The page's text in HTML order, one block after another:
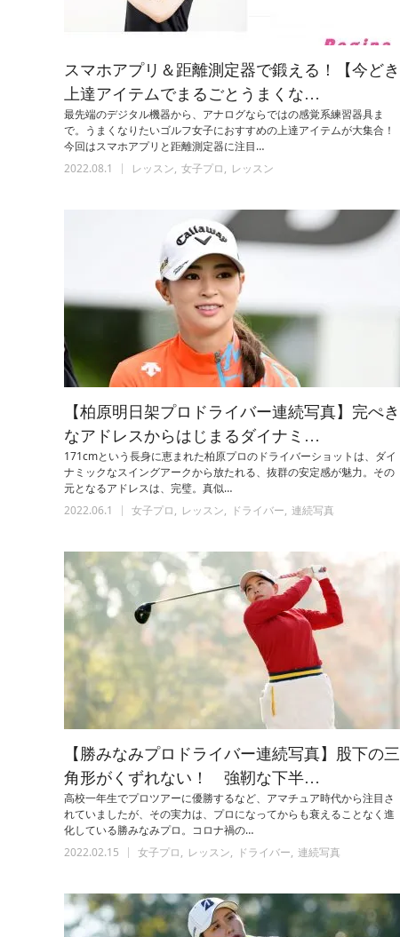
スマホアプリ＆距離測定器で鍛える！【今どき
上達アイテムでまるごとうまくな…
最先端のデジタル機器から、アナログならではの感覚系練習器具ま
で。うまくなりたいゴルフ女子におすすめの上達アイテムが大集合！
今回はスマホアプリと距離測定器に注目…
2022.08.1
レッスン 女子プロ レッスン
【柏原明日架プロドライバー連続写真】完ぺき
なアドレスからはじまるダイナミ…
171cmという長身に恵まれた柏原プロのドライバーショットは、ダイ
ナミックなスイングアークから放たれる、抜群の安定感が魅力。その
元となるアドレスは、完璧。真似…
2022.06.1
女子プロ レッスン ドライバー 連続写真
【勝みなみプロドライバー連続写真】股下の三
角形がくずれない！ 強靭な下半…
高校一年生でプロツアーに優勝するなど、アマチュア時代から注目さ
れていましたが、その実力は、プロになってからも衰えることなく進
化している勝みなみプロ。コロナ禍の…
2022.02.15
女子プロ レッスン ドライバー 連続写真